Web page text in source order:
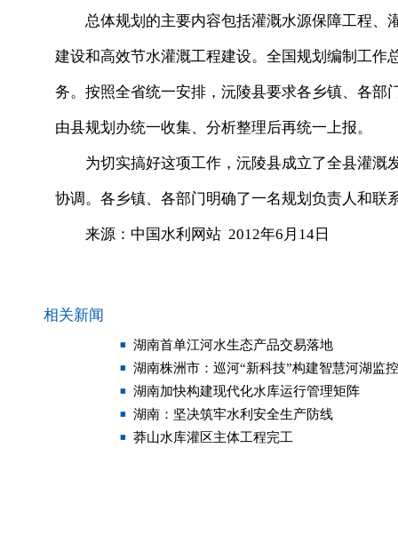
总体规划的主要内容包括灌溉水源保障工程、
建设和高效节水灌溉工程建设。全国规划编制工作
务。按照全省统一安排，沅陵县要求各乡镇、各部
由县规划办统一收集、分析整理后再统一上报。
为切实搞好这项工作，沅陵县成立了全县灌溉
协调。各乡镇、各部门明确了一名规划负责人和联
来源：中国水利网站 2012年6月14日
相关新闻
湖南首单江河水生态产品交易落地
湖南株洲市：巡河“新科技”构建智慧河湖监
湖南加快构建现代化水库运行管理矩阵
湖南：坚决筑牢水利安全生产防线
莽山水库灌区主体工程完工